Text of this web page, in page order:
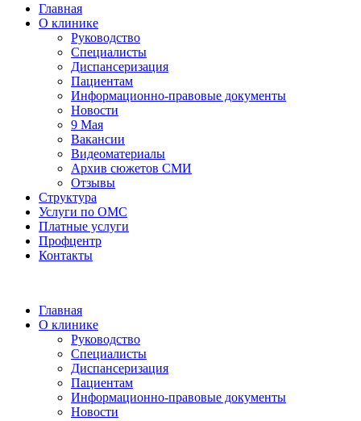
Главная
О клинике
Руководство
Специалисты
Диспансеризация
Пациентам
Информационно-правовые документы
Новости
9 Мая
Вакансии
Видеоматериалы
Архив сюжетов СМИ
Отзывы
Структура
Услуги по ОМС
Платные услуги
Профцентр
Контакты
Главная
О клинике
Руководство
Специалисты
Диспансеризация
Пациентам
Информационно-правовые документы
Новости